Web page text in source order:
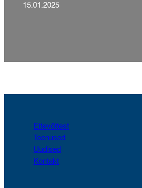
15.01.2025
Ettevõttest
Teenused
Uudised
Kontakt